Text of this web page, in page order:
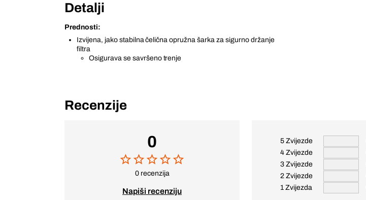
Detalji
Prednosti:
Izvijena, jako stabilna čelična opružna šarka za sigurno držanje
filtra
Osigurava se savršeno trenje
Recenzije
0
0 recenzija
Napiši recenziju
5 Zvijezde
4 Zvijezde
3 Zvijezde
2 Zvijezde
1 Zvijezda